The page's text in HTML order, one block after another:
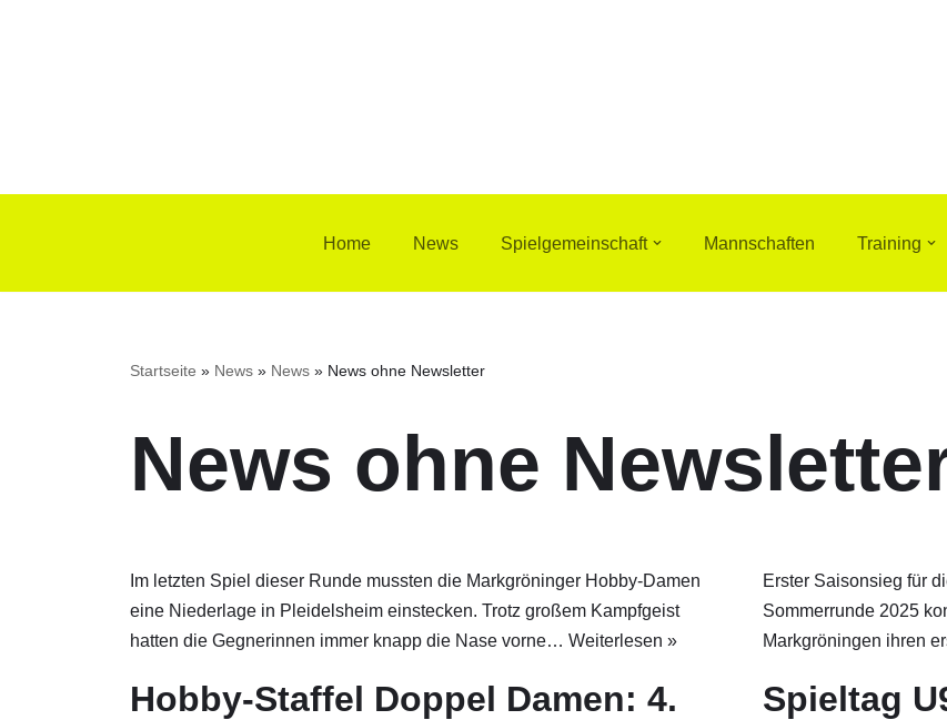
Home News Spielgemeinschaft Mannschaften Training
Startseite » News » News » News ohne Newsletter
News ohne
Im letzten Spiel dieser Runde mussten die Markgröninger Hobby-Damen
eine Niederlage in Pleidelsheim einstecken. Trotz großem Kampfgeist
hatten die Gegnerinnen immer knapp die Nase vorne… Weiterlesen »
Hobby-Staffel Doppel Damen: 4.
Erster Saisonsieg für
Sommerrunde 2025
Markgröningen ihren
Spieltag